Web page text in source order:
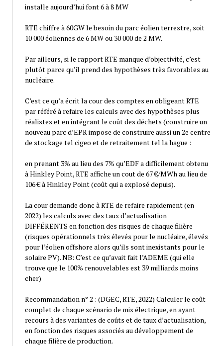
installe aujourd’hui font 6 à 8 MW
RTE chiffre à 60GW le besoin du parc éolien terrestre, soit
10 000 éoliennes de 6 MW ou 30 000 de 2 MW.
Par ailleurs, si le rapport RTE manque d’objectivité, c’est
plutôt parce qu’il prend des hypothèses très favorables au
nucléaire.
C’est ce qu’a écrit la cour des comptes en obligeant RTE
par référé à refaire les calculs avec des hypothèses plus
réalistes et en intégrant le coût des déchets (construire un
nouveau parc d’EPR impose de construire aussi un 2e centre
de stockage tel cigeo et de retraitement tel la hague :
en prenant 3% au lieu des 7% qu’EDF a difficilement obtenu
à Hinkley Point, RTE affiche un cout de 67 €/MWh au lieu de
106 € à Hinkley Point (coût qui a explosé depuis).
La cour demande donc à RTE de refaire rapidement (en
2022) les calculs avec des taux d’actualisation
DIFFÉRENTS en fonction des risques de chaque filière
(risques opérationnels très élevés pour le nucléaire, élevés
pour l’éolien offshore alors qu’ils sont inexistants pour le
solaire PV). NB: C’est ce qu’avait fait l’ADEME (qui elle
trouve que le 100% renouvelables est 39 milliards moins
cher)
Recommandation n° 2 : (DGEC, RTE, 2022) Calculer le coût
complet de chaque scénario de mix électrique, en ayant
recours à des variantes de coûts et de taux d’actualisation,
en fonction des risques associés au développement de
chaque filière de production.